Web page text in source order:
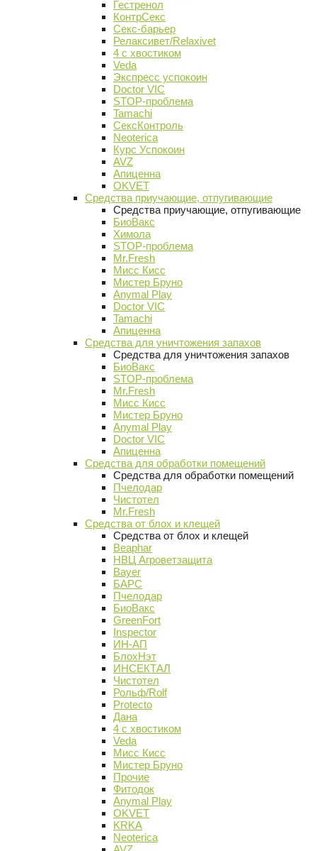
Гестренол
КонтрСекс
Секс-барьер
Релаксивет/Relaxivet
4 с хвостиком
Veda
Экспресс успокоин
Doctor VIC
STOP-проблема
Tamachi
СексКонтроль
Neoterica
Курс Успокоин
AVZ
Апиценна
OKVET
Средства приучающие, отпугивающие
Средства приучающие, отпугивающие
БиоВакс
Химола
STOP-проблема
Mr.Fresh
Мисс Кисс
Мистер Бруно
Anymal Play
Doctor VIC
Tamachi
Апиценна
Средства для уничтожения запахов
Средства для уничтожения запахов
БиоВакс
STOP-проблема
Mr.Fresh
Мисс Кисс
Мистер Бруно
Anymal Play
Doctor VIC
Апиценна
Средства для обработки помещений
Средства для обработки помещений
Пчелодар
Чистотел
Mr.Fresh
Средства от блох и клещей
Средства от блох и клещей
Beaphar
НВЦ Агроветзащита
Bayer
БАРС
Пчелодар
БиоВакс
GreenFort
Inspector
ИН-АП
БлохНэт
ИНСЕКТАЛ
Чистотел
Рольф/Rolf
Protecto
Дана
4 с хвостиком
Veda
Мисс Кисс
Мистер Бруно
Прочие
Фитодок
Anymal Play
OKVET
KRKA
Neoterica